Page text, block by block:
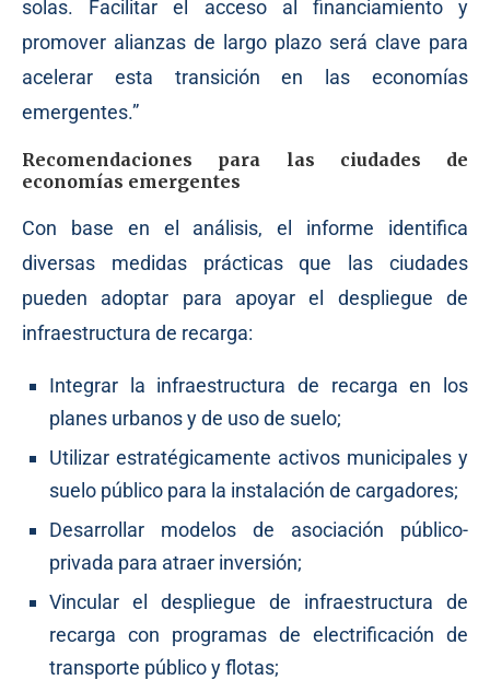
solas. Facilitar el acceso al financiamiento y
promover alianzas de largo plazo será clave para
acelerar esta transición en las economías
emergentes.”
Recomendaciones para las ciudades de
economías emergentes
Con base en el análisis, el informe identifica
diversas medidas prácticas que las ciudades
pueden adoptar para apoyar el despliegue de
infraestructura de recarga:
Integrar la infraestructura de recarga en los
planes urbanos y de uso de suelo;
Utilizar estratégicamente activos municipales y
suelo público para la instalación de cargadores;
Desarrollar modelos de asociación público-
privada para atraer inversión;
Vincular el despliegue de infraestructura de
recarga con programas de electrificación de
transporte público y flotas;